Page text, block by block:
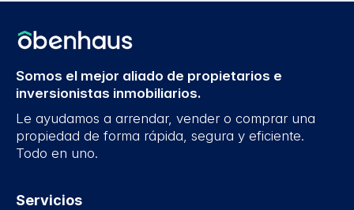
Somos el mejor aliado de propietarios e
inversionistas inmobiliarios.
Le ayudamos a arrendar, vender o comprar una
propiedad de forma rápida, segura y eficiente.
Todo en uno.
Servicios